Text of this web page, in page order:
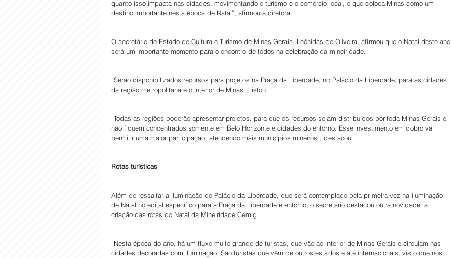
quanto isso impacta nas cidades, movimentando o turismo e o comércio local, o que coloca Minas como um
destino importante nesta época de Natal”, afirmou a diretora.
O secretário de Estado de Cultura e Turismo de Minas Gerais, Leônidas de Oliveira, afirmou que o Natal deste ano
será um importante momento para o encontro de todos na celebração da mineiridade.
“Serão disponibilizados recursos para projetos na Praça da Liberdade, no Palácio da Liberdade, para as cidades
da região metropolitana e o interior de Minas”, listou.
“Todas as regiões poderão apresentar projetos, para que os recursos sejam distribuídos por toda Minas Gerais e
não fiquem concentrados somente em Belo Horizonte e cidades do entorno. Esse investimento em dobro vai
permitir uma maior participação, atendendo mais municípios mineiros”, destacou.
Rotas turísticas
Além de ressaltar a iluminação do Palácio da Liberdade, que será contemplado pela primeira vez na iluminação
de Natal no edital específico para a Praça da Liberdade e entorno, o secretário destacou outra novidade: a
criação das rotas do Natal da Mineiridade Cemig.
“Nesta época do ano, há um fluxo muito grande de turistas, que vão ao interior de Minas Gerais e circulam nas
cidades decoradas com iluminação. São turistas que vêm de outros estados e até internacionais, visto que nós